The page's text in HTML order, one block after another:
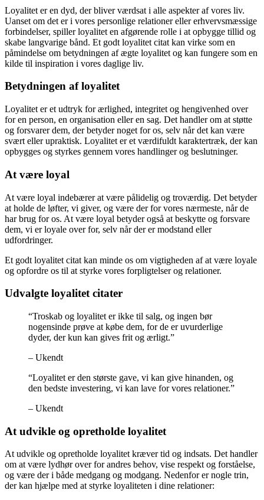
Loyalitet er en dyd, der bliver værdsat i alle aspekter af vores liv.
Uanset om det er i vores personlige relationer eller erhvervsmæssige
forbindelser, spiller loyalitet en afgørende rolle i at opbygge tillid og
skabe langvarige bånd. Et godt loyalitet citat kan virke som en
påmindelse om betydningen af ægte loyalitet og kan fungere som en
kilde til inspiration i vores daglige liv.
Betydningen af loyalitet
Loyalitet er et udtryk for ærlighed, integritet og hengivenhed over
for en person, en organisation eller en sag. Det handler om at støtte
og forsvarer dem, der betyder noget for os, selv når det kan være
svært eller upraktisk. Loyalitet er et værdifuldt karaktertræk, der kan
opbygges og styrkes gennem vores handlinger og beslutninger.
At være loyal
At være loyal indebærer at være pålidelig og troværdig. Det betyder
at holde de løfter, vi giver, og være der for vores nærmeste, når de
har brug for os. At være loyal betyder også at beskytte og forsvare
dem, vi er loyale over for, selv når der er modstand eller
udfordringer.
Et godt loyalitet citat kan minde os om vigtigheden af at være loyale
og opfordre os til at styrke vores forpligtelser og relationer.
Udvalgte loyalitet citater
“Troskab og loyalitet er ikke til salg, og ingen bør
nogensinde prøve at købe dem, for de er uvurderlige
dyder, der kun kan gives frit og ærligt.”
– Ukendt
“Loyalitet er den største gave, vi kan give hinanden, og
den bedste investering, vi kan lave for vores relationer.”
– Ukendt
At udvikle og opretholde loyalitet
At udvikle og opretholde loyalitet kræver tid og indsats. Det handler
om at være lydhør over for andres behov, vise respekt og forståelse,
og være der i både medgang og modgang. Nedenfor er nogle trin,
der kan hjælpe med at styrke loyaliteten i dine relationer: